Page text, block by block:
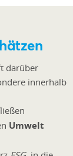
darüber
innerhalb
Umwelt